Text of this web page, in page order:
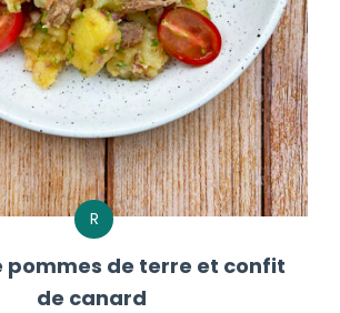
R
pommes de terre et confit
de canard